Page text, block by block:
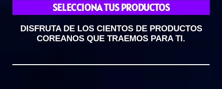
SELECCIONA TUS PRODUCTOS
DISFRUTA DE LOS CIENTOS DE PRODUCTOS
COREANOS QUE TRAEMOS PARA TI.